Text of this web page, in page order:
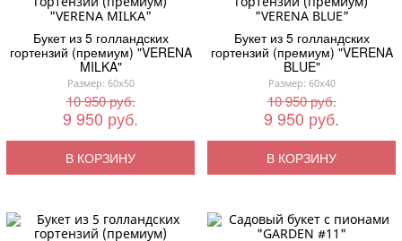
Букет из 5 голландских
гортензий (премиум) "VERENA
MILKA"
Размер: 60x50
10 950 руб.
9 950 руб.
В КОРЗИНУ
Букет из 5 голландских
гортензий (премиум) "VERENA
BLUE"
Размер: 60x40
10 950 руб.
9 950 руб.
В КОРЗИНУ